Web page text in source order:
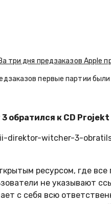
три дня предзаказов Apple
первые партии
обратился к CD
direktor-witcher-3-
ресурсом, где
не указывают
с себя всю